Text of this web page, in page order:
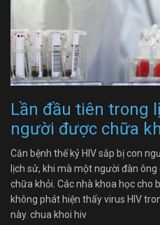
Lần đầu tiên trong
người được chữa
Căn bệnh thế kỷ HIV sắp bị con
lịch sử, khi mà một người đàn
chữa khỏi. Các nhà khoa học cho
không phát hiện thấy virus HIV
này. chua khoi hiv